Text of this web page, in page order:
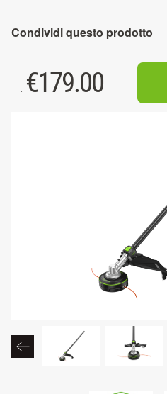
Condividi questo prodotto
. €179.00